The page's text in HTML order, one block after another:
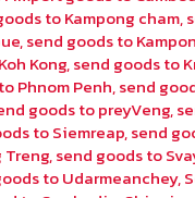
to Kampong cham,
,send goods to
Kong,send goods to
Phnom Penh,send
goods to preyVeng,
to Siemreap,send
Treng,send goods to
to Udarmeanchey,